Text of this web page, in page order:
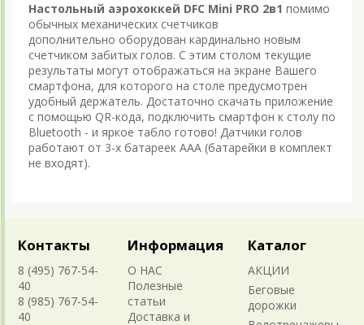
Настольный аэрохоккей DFC Mini PRO 2в1 помимо
обычных механических счетчиков
дополнительно оборудован кардинально новым
счетчиком забитых голов. С этим столом текущие
результаты могут отображаться на экране Вашего
смартфона, для которого на столе предусмотрен
удобный держатель. Достаточно скачать приложение
с помощью QR-кода, подключить смартфон к столу по
Bluetooth - и яркое табло готово! Датчики голов
работают от 3-х батареек ААА (батарейки в комплект
не входят).
Контакты
8 (495) 767-54-
40
8 (985) 767-54-
40
Информация
О НАС
Полезные
статьи
Доставка и
Каталог
АКЦИИ
Беговые
дорожки